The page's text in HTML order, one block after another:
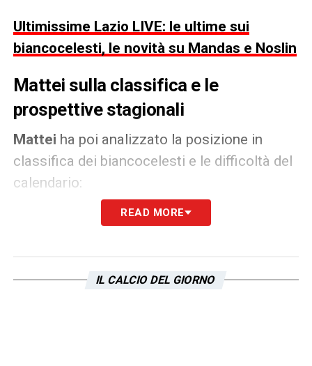
Ultimissime Lazio LIVE: le ultime sui
biancocelesti, le novità su Mandas e Noslin
Mattei sulla classifica e le
prospettive stagionali
Mattei ha poi analizzato la posizione in
classifica dei biancocelesti e le difficoltà del
calendario:
SULLA CLASSIFICA–«La Lazio da oggi è
potrebbe ancora calare perché all’orizzonte
ci sono le trasferte a Firenze e a Napoli. La
READ MORE
IL CALCIO DEL GIORNO